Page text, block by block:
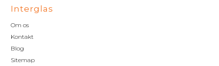
Interglas
Om os
Kontakt
Blog
Sitemap